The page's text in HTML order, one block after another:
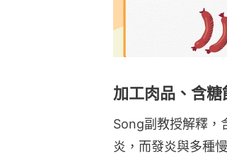
加工肉品、含
Song副教授解釋，
炎，而發炎與多種